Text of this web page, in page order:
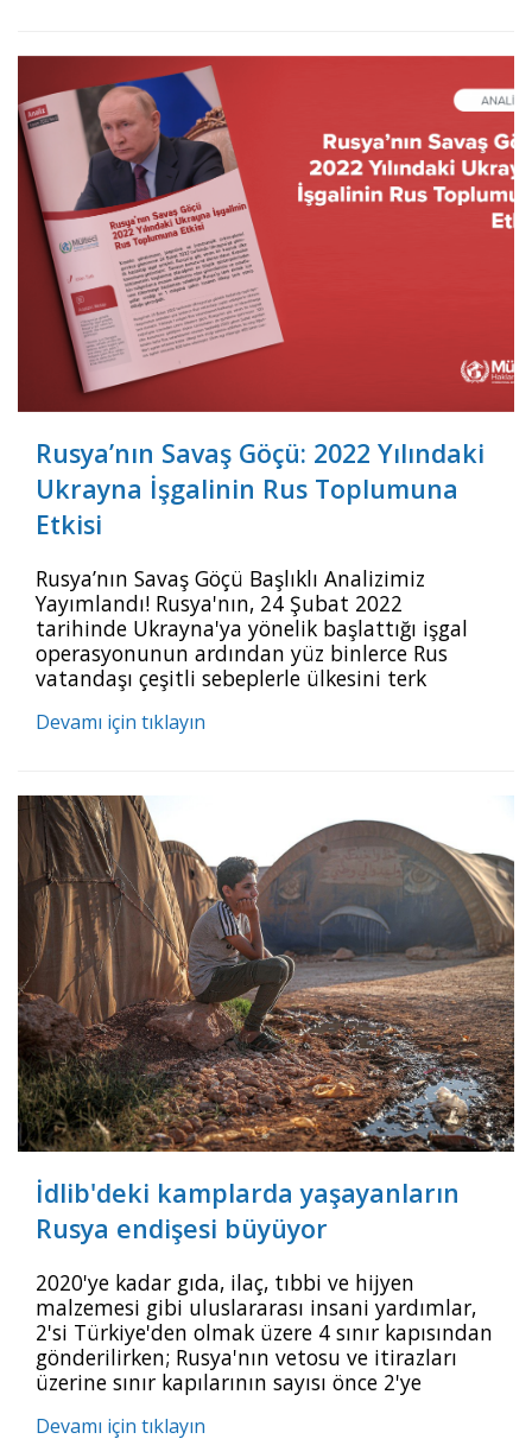
ulu
Rusya’nın Savaş Göçü: 2022 Yılındaki
Ukrayna İşgalinin Rus Toplumuna
Etkisi
Rusya’nın Savaş Göçü Başlıklı Analizimiz
Yayımlandı! Rusya'nın, 24 Şubat 2022
tarihinde Ukrayna'ya yönelik başlattığı işgal
operasyonunun ardından yüz binlerce Rus
vatandaşı çeşitli sebeplerle ülkesini terk
Kafkasya ve İskandinavya coğrafyası üzerinden
tartışmaları da g&uum
Devamı için tıklayın
İdlib'deki kamplarda yaşayanların
Rusya endişesi büyüyor
2020'ye kadar gıda, ilaç, tıbbi ve hijyen
malzemesi gibi uluslararası insani yardımlar,
2'si Türkiye'den olmak üzere 4 sınır kapısından
gönderilirken; Rusya'nın vetosu ve itirazları
üzerine sınır kapılarının sayısı önce 2'ye
karşısındaki Babülhava'nın 1 yıl daha açık
Devamı için tıklayın